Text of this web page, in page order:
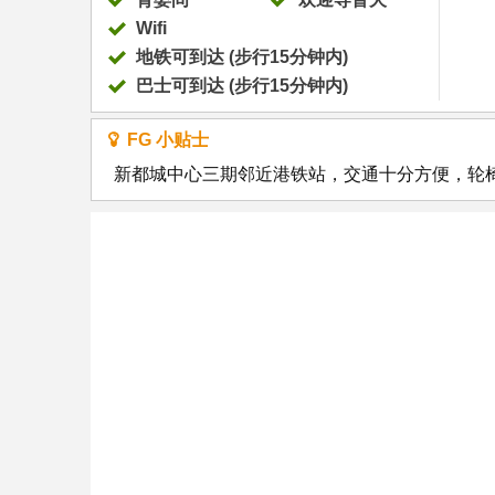
Wifi
地铁可到达 (步行15分钟内)
巴士可到达 (步行15分钟内)
FG 小贴士
新都城中心三期邻近港铁站，交通十分方便，轮